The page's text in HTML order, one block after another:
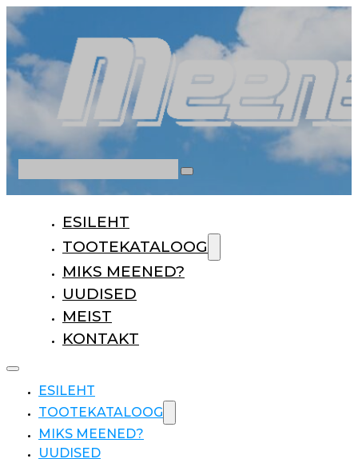
ESILEHT
TOOTEKATALOOG
MIKS MEENED?
UUDISED
MEIST
KONTAKT
ESILEHT
TOOTEKATALOOG
MIKS MEENED?
UUDISED